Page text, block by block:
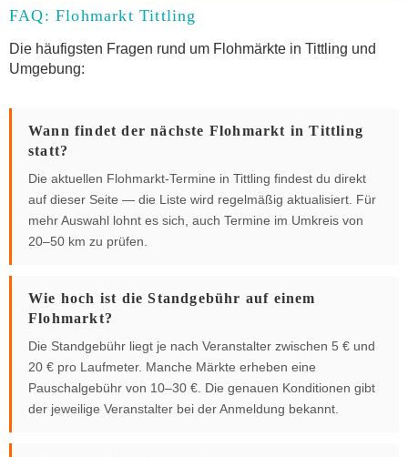
FAQ: Flohmarkt Tittling
Die häufigsten Fragen rund um Flohmärkte in Tittling und
Umgebung:
Wann findet der nächste Flohmarkt in Tittling
statt?
Die aktuellen Flohmarkt-Termine in Tittling findest du direkt
auf dieser Seite — die Liste wird regelmäßig aktualisiert. Für
mehr Auswahl lohnt es sich, auch Termine im Umkreis von
20–50 km zu prüfen.
Wie hoch ist die Standgebühr auf einem
Flohmarkt?
Die Standgebühr liegt je nach Veranstalter zwischen 5 € und
20 € pro Laufmeter. Manche Märkte erheben eine
Pauschalgebühr von 10–30 €. Die genauen Konditionen gibt
der jeweilige Veranstalter bei der Anmeldung bekannt.